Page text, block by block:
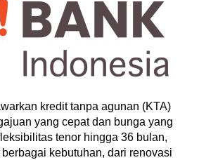
kredit tanpa agunan (KTA)
yang cepat dan bunga yang
tenor hingga 36 bulan,
kebutuhan, dari renovasi